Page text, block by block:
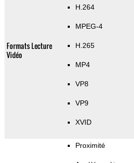
Formats Lecture
Vidéo
H.264
MPEG-4
H.265
MP4
VP8
VP9
XVID
Proximité